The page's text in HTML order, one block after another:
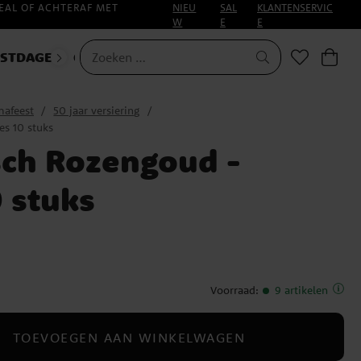
OF ACHTERAF MET
NIEU
W
SAL
E
KLANTENSERVIC
E
CARNAVAL
50 jaar versiering
10 stuks
Rozengoud -
stuks
Voorraad: 9 artikelen
TOEVOEGEN AAN WINKELWAGEN